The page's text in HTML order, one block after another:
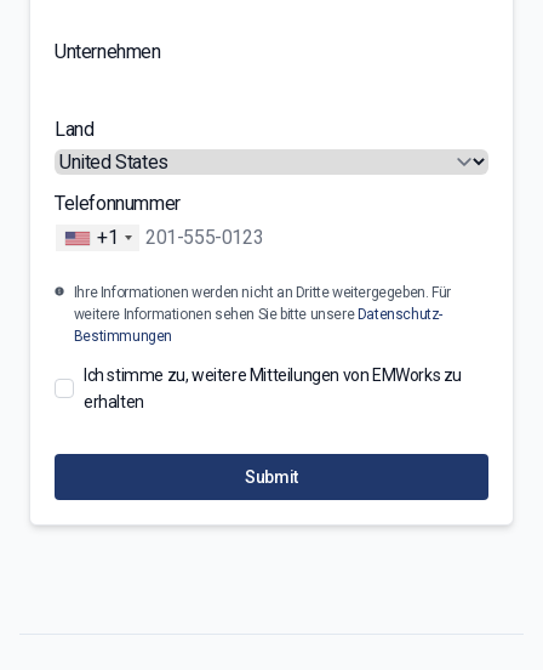
Unternehmen
Land
Telefonnummer
+1
Ihre Informationen werden nicht an Dritte weitergegeben. Für
weitere Informationen sehen Sie bitte unsere Datenschutz-
Bestimmungen
Ich stimme zu, weitere Mitteilungen von EMWorks zu
erhalten
Submit